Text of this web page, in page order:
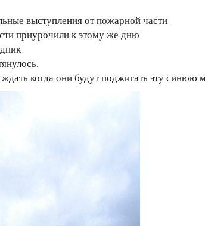
выступления от пожарной части
приурочили к этому же дню
когда они будут поджигать эту синюю